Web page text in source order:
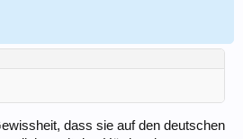
dass sie auf den deutschen